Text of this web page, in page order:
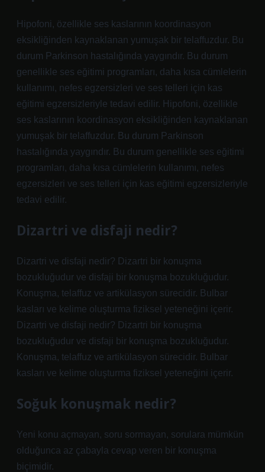
Hipofoni, özellikle ses kaslarının koordinasyon
eksikliğinden kaynaklanan yumuşak bir telaffuzdur. Bu
durum Parkinson hastalığında yaygındır. Bu durum
genellikle ses eğitimi programları, daha kısa cümlelerin
kullanımı, nefes egzersizleri ve ses telleri için kas
eğitimi egzersizleriyle tedavi edilir. Hipofoni, özellikle
ses kaslarının koordinasyon eksikliğinden kaynaklanan
yumuşak bir telaffuzdur. Bu durum Parkinson
hastalığında yaygındır. Bu durum genellikle ses eğitimi
programları, daha kısa cümlelerin kullanımı, nefes
egzersizleri ve ses telleri için kas eğitimi egzersizleriyle
tedavi edilir.
Dizartri ve disfaji nedir?
Dizartri ve disfaji nedir? Dizartri bir konuşma
bozukluğudur ve disfaji bir konuşma bozukluğudur.
Konuşma, telaffuz ve artikülasyon sürecidir. Bulbar
kasları ve kelime oluşturma fiziksel yeteneğini içerir.
Dizartri ve disfaji nedir? Dizartri bir konuşma
bozukluğudur ve disfaji bir konuşma bozukluğudur.
Konuşma, telaffuz ve artikülasyon sürecidir. Bulbar
kasları ve kelime oluşturma fiziksel yeteneğini içerir.
Soğuk konuşmak nedir?
Yeni konu açmayan, soru sormayan, sorulara mümkün
olduğunca az çabayla cevap veren bir konuşma
biçimidir.